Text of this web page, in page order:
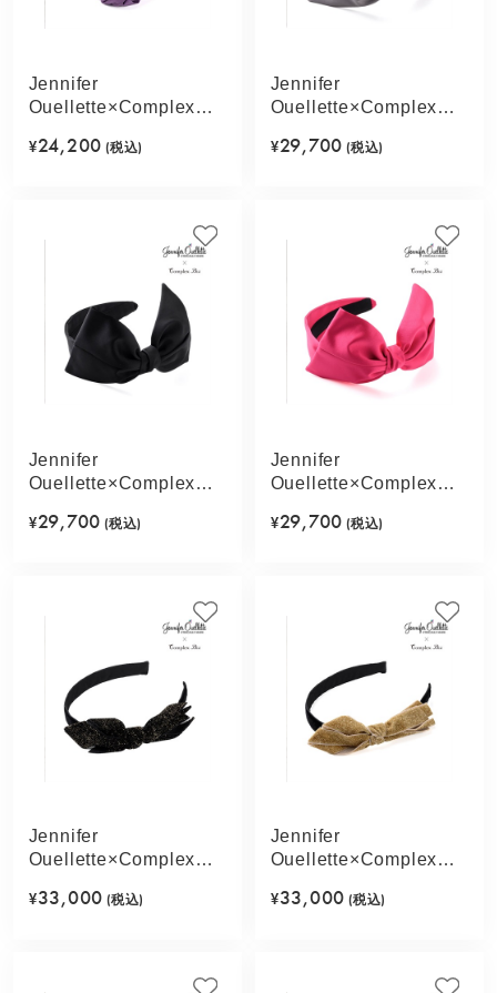
Jennifer
Ouellette×Complex
フレキシフィットヘア
¥24,200 (税込)
Jennifer
Ouellette×Complex
ピース フレキシフィッ
¥29,700 (税込)
Jennifer
Ouellette×Complex
ピース フレキシフィッ
¥29,700 (税込)
Jennifer
Ouellette×Complex
ピース フレキシフィッ
¥29,700 (税込)
Jennifer
Ouellette×Complex
レキシフィットヘアバ
¥33,000 (税込)
Jennifer
Ouellette×Complex
レキシフィットヘアバ
¥33,000 (税込)